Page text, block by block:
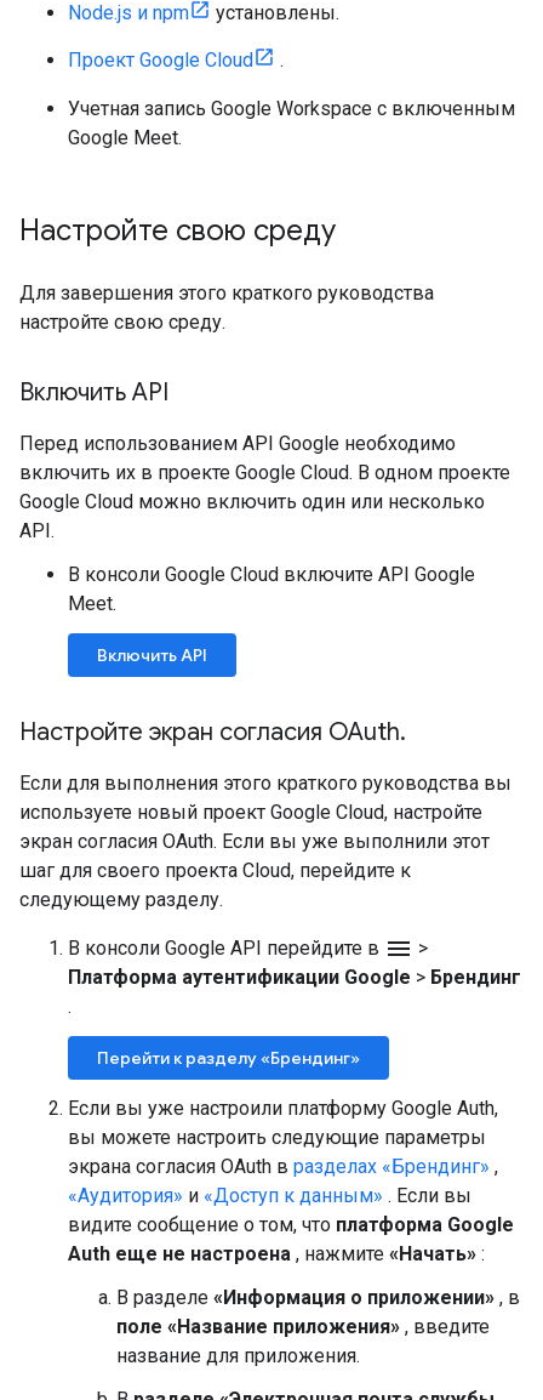
Node.js и npm установлены.
Проект Google Cloud .
Учетная запись Google Workspace с включенным
Google Meet.
Настройте свою среду
Для завершения этого краткого руководства
настройте свою среду.
Включить API
Перед использованием API Google необходимо
включить их в проекте Google Cloud. В одном проекте
Google Cloud можно включить один или несколько
API.
В консоли Google Cloud включите API Google
Meet.
Включить API
Настройте экран согласия OAuth.
Если для выполнения этого краткого руководства вы
используете новый проект Google Cloud, настройте
экран согласия OAuth. Если вы уже выполнили этот
шаг для своего проекта Cloud, перейдите к
следующему разделу.
В консоли Google API перейдите в menu >
Платформа аутентификации Google > Брендинг
.
Перейти к разделу «Брендинг»
Если вы уже настроили платформу Google Auth,
вы можете настроить следующие параметры
экрана согласия OAuth в разделах «Брендинг» ,
«Аудитория» и «Доступ к данным» . Если вы
видите сообщение о том, что платформа Google
Auth еще не настроена , нажмите «Начать» :
В разделе «Информация о приложении» , в
поле «Название приложения» , введите
название для приложения.